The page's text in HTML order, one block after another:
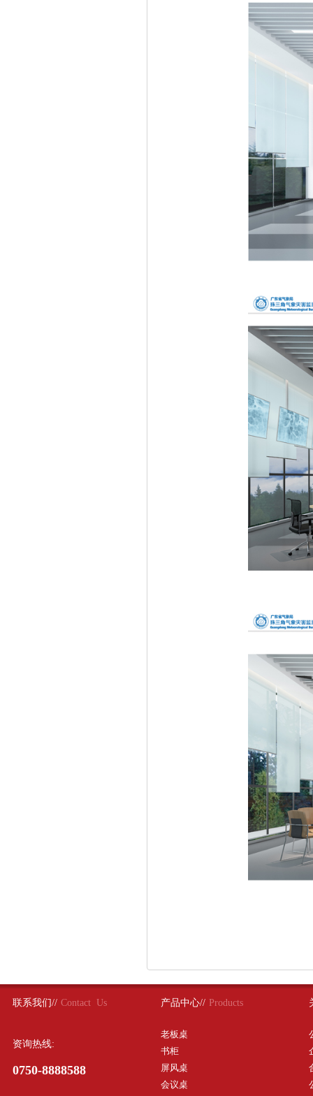
联系我们// Contact Us
资询热线:
0750-8888588
产品中心// Products
老板桌
书柜
屏风桌
会议桌